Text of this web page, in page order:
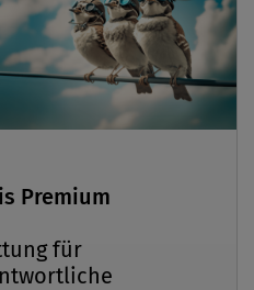
Premium
für